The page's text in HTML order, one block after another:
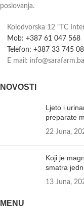
poslovanja.
Kolodvorska 12 "TC
Mob: +387 61 047 568
Telefon: +387 33 745
E mail: info@sarafarm.ba
NOVOSTI
Ljeto i
preparate
22 Juna,
Koji je
smatra
13 Juna,
MENU